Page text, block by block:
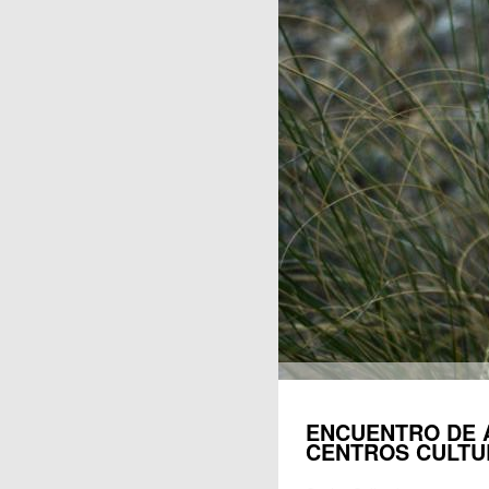
ENCUENTRO DE
CENTROS